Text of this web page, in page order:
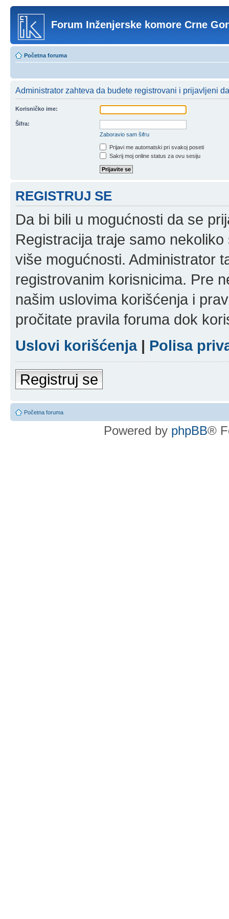
Forum Inženjerske komore Crne
Početna foruma
Administrator zahteva da budete registrovani i prijavljeni
Korisničko ime:
Šifra:
Zaboravio sam šifru
Prijavi me automatski pri svakoj poseti
Sakrij moj online status za ovu sesiju
REGISTRUJ SE
Da bi bili u mogućnosti da se
Registracija traje samo
više mogućnosti. Administrator
registrovanim korisnicima. Pre
našim uslovima korišćenja i
pročitate pravila foruma dok
Uslovi korišćenja| Polisa
Registruj se
Početna foruma
Powered by phpBB®